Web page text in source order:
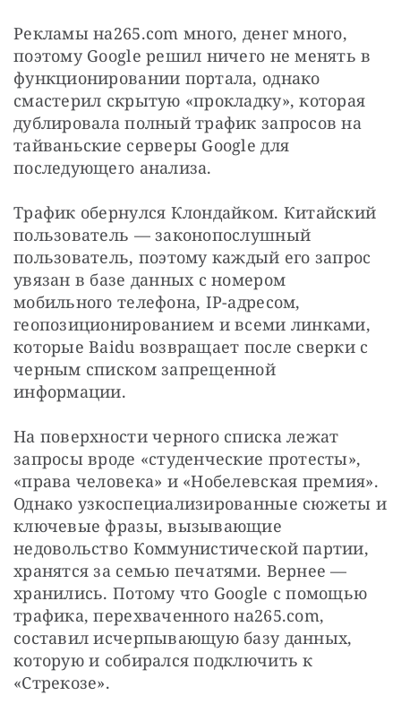
Рекламы на265.com много, денег много,
поэтому Google решил ничего не менять в
функционировании портала, однако
смастерил скрытую «прокладку», которая
дублировала полный трафик запросов на
тайваньские серверы Google для
последующего анализа.
Трафик обернулся Клондайком. Китайский
пользователь — законопослушный
пользователь, поэтому каждый его запрос
увязан в базе данных с номером
мобильного телефона, IP-адресом,
геопозиционированием и всеми линками,
которые Baidu возвращает после сверки с
черным списком запрещенной
информации.
На поверхности черного списка лежат
запросы вроде «студенческие протесты»,
«права человека» и «Нобелевская премия».
Однако узкоспециализированные сюжеты и
ключевые фразы, вызывающие
недовольство Коммунистической партии,
хранятся за семью печатями. Вернее —
хранились. Потому что Google с помощью
трафика, перехваченного на265.com,
составил исчерпывающую базу данных,
которую и собирался подключить к
«Стрекозе».